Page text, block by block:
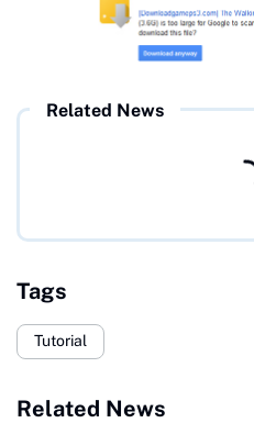
Related News
Tags
Tutorial
Related News